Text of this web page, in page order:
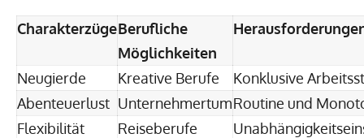
CharakterzügeBerufliche
Möglichkeiten
Neugierde Kreative Berufe
Konklusive
Abenteuerlust UnternehmertumRoutine und
Flexibilität
Reiseberufe